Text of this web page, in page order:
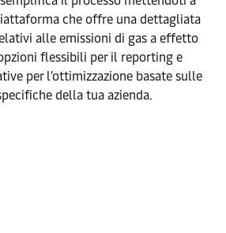
che offre una dettagliata
alle emissioni di gas a effetto
flessibili per il reporting e
per l'ottimizzazione basate sulle
della tua azienda.